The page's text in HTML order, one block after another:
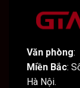
Văn phòng:
Miền Bắc:
Hà Nội.